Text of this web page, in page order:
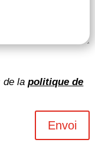
de lapolitique de
Envoi